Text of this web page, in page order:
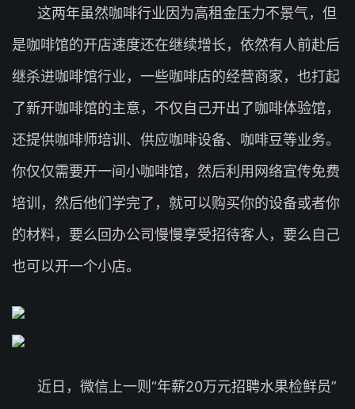
这两年虽然咖啡行业因为高租金压力不景气，但
是咖啡馆的开店速度还在继续增长，依然有人前赴后
继杀进咖啡馆行业，一些咖啡店的经营商家，也打起
了新开咖啡馆的主意，不仅自己开出了咖啡体验馆，
还提供咖啡师培训、供应咖啡设备、咖啡豆等业务。
你仅仅需要开一间小咖啡馆，然后利用网络宣传免费
培训，然后他们学完了，就可以购买你的设备或者你
的材料，要么回办公司慢慢享受招待客人，要么自己
也可以开一个小店。
近日，微信上一则“年薪20万元招聘水果检鲜员”